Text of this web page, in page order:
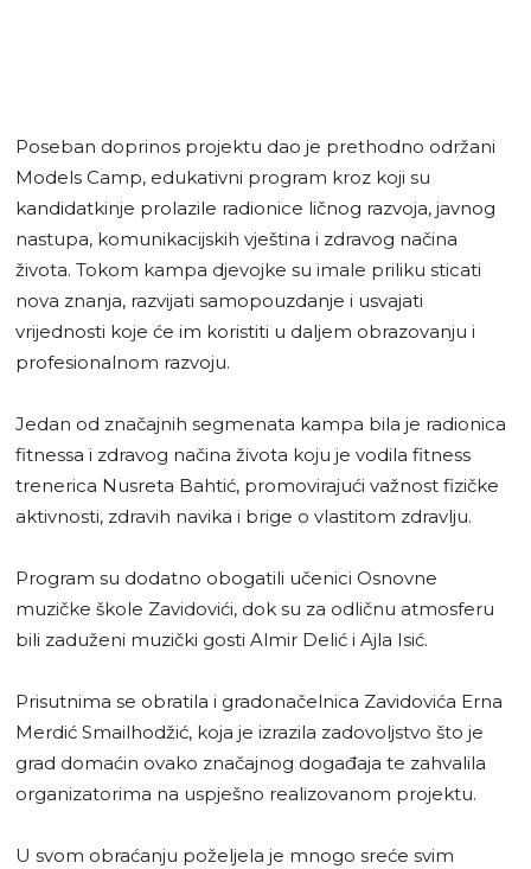
Poseban doprinos projektu dao je prethodno održani
Models Camp, edukativni program kroz koji su
kandidatkinje prolazile radionice ličnog razvoja, javnog
nastupa, komunikacijskih vještina i zdravog načina
života. Tokom kampa djevojke su imale priliku sticati
nova znanja, razvijati samopouzdanje i usvajati
vrijednosti koje će im koristiti u daljem obrazovanju i
profesionalnom razvoju.
Jedan od značajnih segmenata kampa bila je radionica
fitnessa i zdravog načina života koju je vodila fitness
trenerica Nusreta Bahtić, promovirajući važnost fizičke
aktivnosti, zdravih navika i brige o vlastitom zdravlju.
Program su dodatno obogatili učenici Osnovne
muzičke škole Zavidovići, dok su za odličnu atmosferu
bili zaduženi muzički gosti Almir Delić i Ajla Isić.
Prisutnima se obratila i gradonačelnica Zavidovića Erna
Merdić Smailhodžić, koja je izrazila zadovoljstvo što je
grad domaćin ovako značajnog događaja te zahvalila
organizatorima na uspješno realizovanom projektu.
U svom obraćanju poželjela je mnogo sreće svim